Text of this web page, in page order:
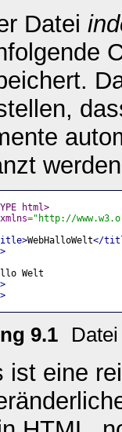
Datei
html>
xmlns="http://
WebHalloWelt</
Welt
9.1
ist eine